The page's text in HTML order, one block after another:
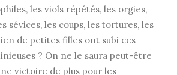
les viols répétés, les orgies,
sévices, les coups, les tortures, les
de petites filles ont subi ces
? On ne le saura peut-être
victoire de plus pour les